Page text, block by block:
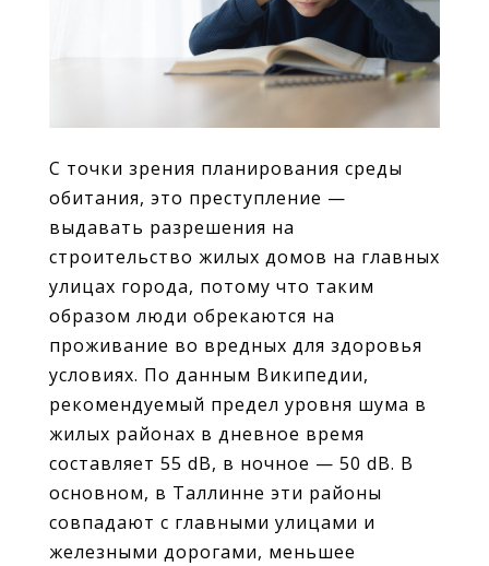
С точки зрения планирования среды
обитания, это преступление —
выдавать разрешения на
строительство жилых домов на главных
улицах города, потому что таким
образом люди обрекаются на
проживание во вредных для здоровья
условиях. По данным Википедии,
рекомендуемый предел уровня шума в
жилых районах в дневное время
составляет 55 dB, в ночное — 50 dB. В
основном, в Таллинне эти районы
совпадают с главными улицами и
железными дорогами, меньшее